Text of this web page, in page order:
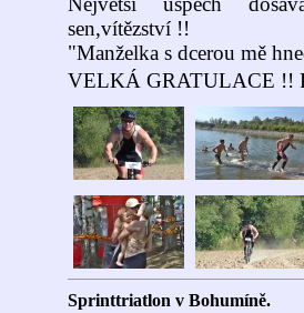
sen,vítězství !!
"Manželka s dcerou mě
VELKÁ GRATULACE !!
Sprinttriatlon v Bohumíně.